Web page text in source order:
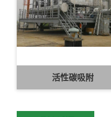
活性碳吸附